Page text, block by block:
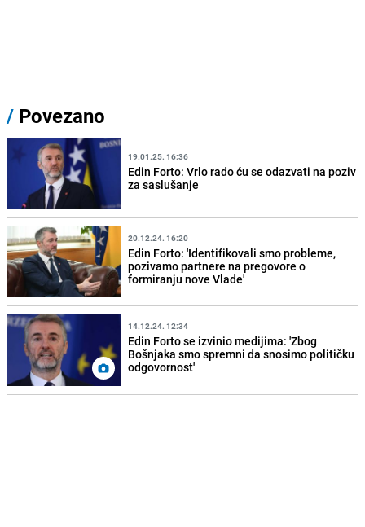
/ Povezano
19.01.25. 16:36
Edin Forto: Vrlo rado ću se odazvati na poziv
za saslušanje
20.12.24. 16:20
Edin Forto: 'Identifikovali smo probleme,
pozivamo partnere na pregovore o
formiranju nove Vlade'
14.12.24. 12:34
Edin Forto se izvinio medijima: 'Zbog
Bošnjaka smo spremni da snosimo političku
odgovornost'